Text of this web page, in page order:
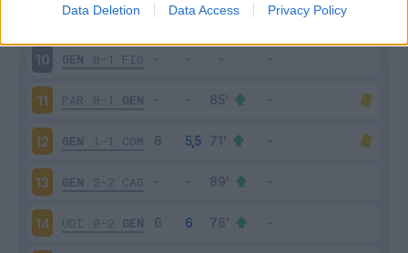
Data Deletion Data Access Privacy Policy
10 GEN 0-1 FIO
11 PAR 0-1 GEN
12 GEN 1-1 COM
13 GEN 2-2 CAG
14 UDI 0-2 GEN